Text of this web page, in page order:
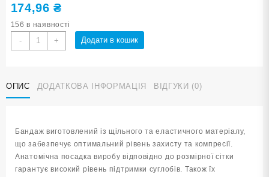
174,96₴
156 в наявності
-
Бандаж
ліктя
розмір
L
+ Додати в кошик
ОПИС ДОДАТКОВА ІНФОРМАЦІЯ ВІДГУКИ (0)
Бандаж виготовлений із щільного та еластичного матеріалу,
що забезпечує оптимальний рівень захисту та компресії.
Анатомічна посадка виробу відповідно до розмірної сітки
гарантує високий рівень підтримки суглобів. Також їх